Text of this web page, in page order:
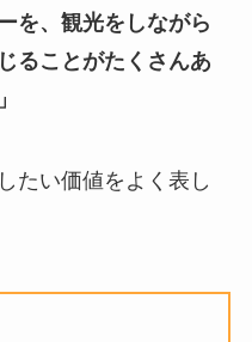
を、観光をしながら
ることがたくさんあ
たい価値をよく表し